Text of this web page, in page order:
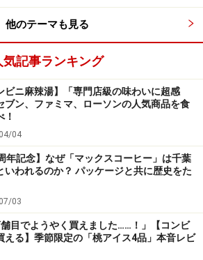
コクロワッサン」（税込210.60円）
甘みが引き立ちます。ほどよいサイ
ぴったり！
他のテーマも見る
気記事ランキング
ビニ麻辣湯】「専門店級の味わいに超感
ブン、ファミマ、ローソンの人気商品を食
！
04
年記念】なぜ「マックスコーヒー」は千葉
いわれるのか？ パッケージと共に歴史をた
03
舗目でようやく買えました……！」【コンビ
える】季節限定の「桃アイス4品」本音レビ